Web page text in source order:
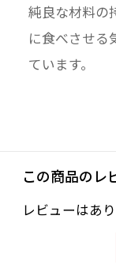
純良な材料の
に食べさせる
ています。
この商品のレ
レビューはあり